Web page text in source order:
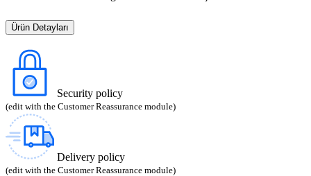
Ürün Detayları
Security policy
(edit with the Customer Reassurance module)
Delivery policy
(edit with the Customer Reassurance module)